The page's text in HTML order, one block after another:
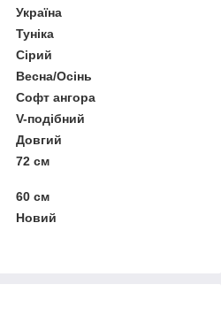
Україна
Туніка
Сірий
Весна/Осінь
Софт ангора
V-подібний
Довгий
72 см
60 см
Новий